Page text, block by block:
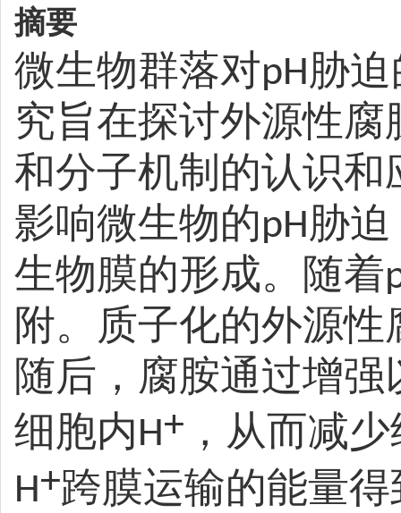
摘要
微生物群落对pH胁
究旨在探讨外源性腐
和分子机制的认识
影响微生物的pH胁
生物膜的形成。随着
附。质子化的外源
随后，腐胺通过增
细胞内H+ ，从而减
H+跨膜运输的能量